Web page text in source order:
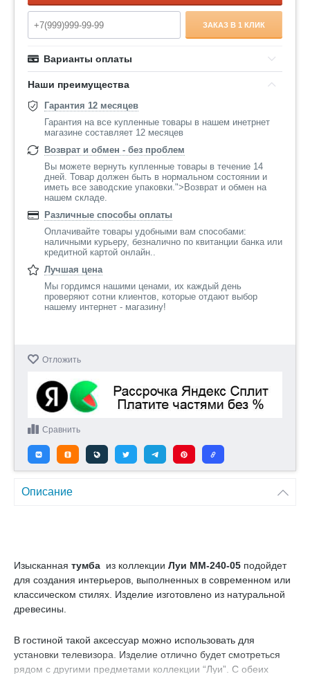
ЗАКАЗ В 1 КЛИК
Варианты оплаты
Наши преимущества
Гарантия 12 месяцев
Гарантия на все купленные товары в нашем инетрнет
магазине составляет 12 месяцев
Возврат и обмен - без проблем
Вы можете вернуть купленные товары в течение 14
дней. Товар должен быть в нормальном состоянии и
иметь все заводские упаковки.">Возврат и обмен на
нашем складе.
Различные способы оплаты
Оплачивайте товары удобными вам способами:
наличными курьеру, безналично по квитанции банка или
кредитной картой онлайн..
Лучшая цена
Мы гордимся нашими ценами, их каждый день
проверяют сотни клиентов, которые отдают выбор
нашему интернет - магазину!
Отложить
Сравнить
Описание
Изысканная тумба из коллекции Луи ММ-240-05 подойдет
для создания интерьеров, выполненных в современном или
классическом стилях. Изделие изготовлено из натуральной
древесины.
В гостиной такой аксессуар можно использовать для
установки телевизора. Изделие отлично будет смотреться
рядом с другими предметами коллекции “Луи”. С обеих